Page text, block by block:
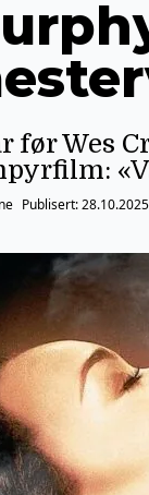
før Wes
Publisert: